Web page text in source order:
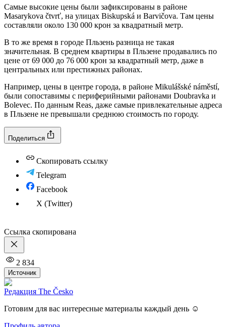
Самые высокие цены были зафиксированы в районе
Masarykova čtvrť, на улицах Biskupská и Barvičova. Там цены
составляли около 130 000 крон за квадратный метр.
В то же время в городе Пльзень разница не такая
значительная. В среднем квартиры в Пльзене продавались по
цене от 69 000 до 76 000 крон за квадратный метр, даже в
центральных или престижных районах.
Например, цены в центре города, в районе Mikulášské náměstí,
были сопоставимы с периферийными районами Doubravka и
Bolevec. По данным Reas, даже самые привлекательные адреса
в Пльзене не превышали среднюю стоимость по городу.
Поделиться
Скопировать ссылку
Telegram
Facebook
X (Twitter)
Ссылка скопирована
2 834
Источник
Редакция The Česko
Готовим для вас интересные материалы каждый день ☺️